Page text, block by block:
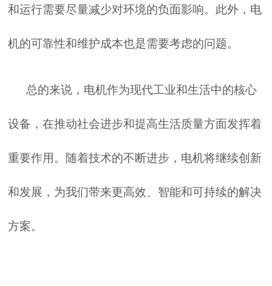
和运行需要尽量减少对环境的负面影响。此外，电
机的可靠性和维护成本也是需要考虑的问题。
总的来说，电机作为现代工业和生活中的核心
设备，在推动社会进步和提高生活质量方面发挥着
重要作用。随着技术的不断进步，电机将继续创新
和发展，为我们带来更高效、智能和可持续的解决
方案。